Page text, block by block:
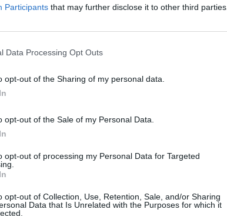
Participants that may further disclose it to other third parties.
Data Processing Opt Outs
opt-out of the Sharing of my personal data.
opt-out of the Sale of my Personal Data.
opt-out of processing my Personal Data for Targeted
opt-out of Collection, Use, Retention, Sale, and/or Sharing
Data that Is Unrelated with the Purposes for which it
στο
και τον Πολιτισμό!